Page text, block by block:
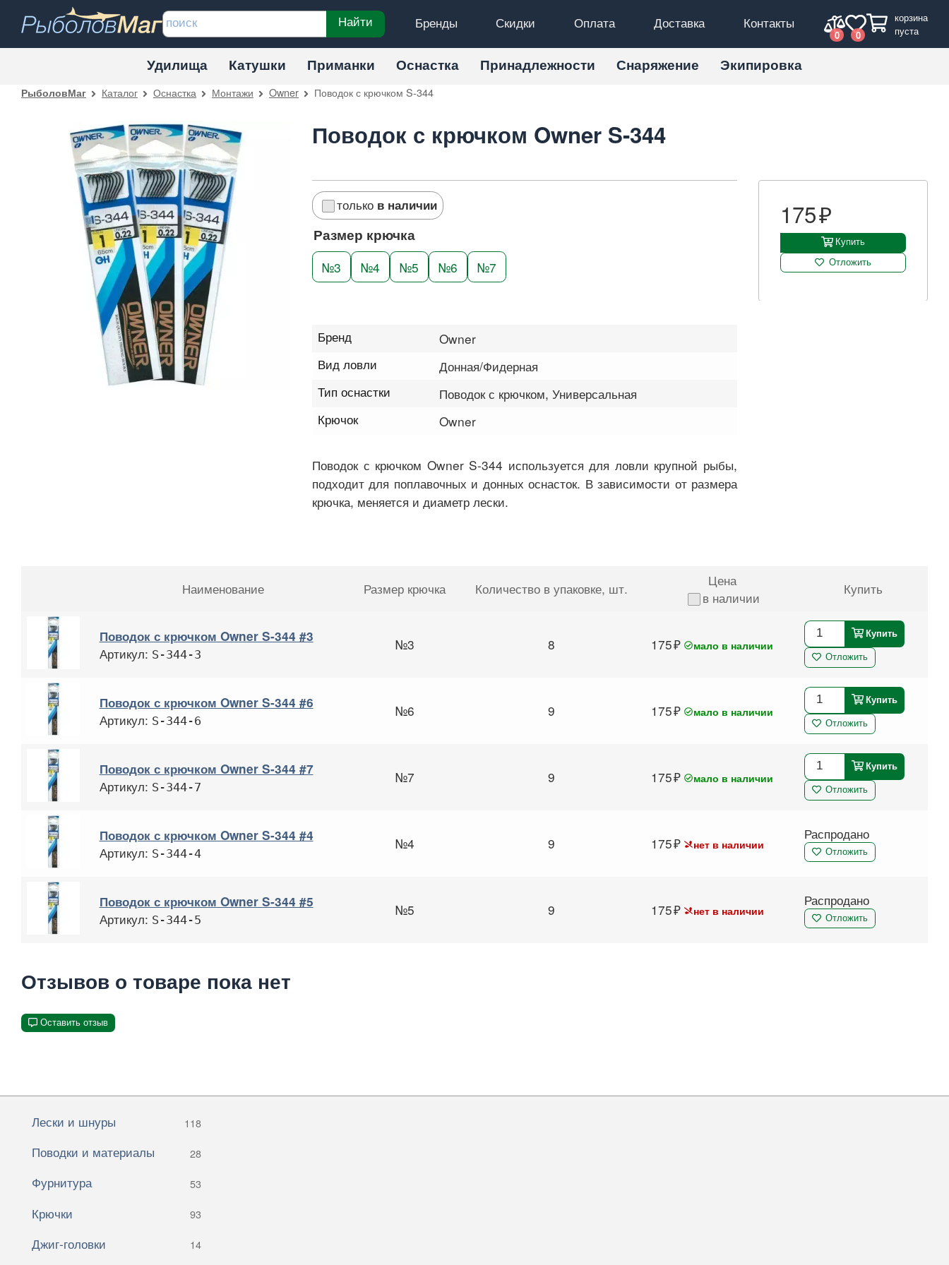
Бренды Скидки Оплата Доставка Контакты
Найти
0 0
корзина
пуста
Удилища Катушки Приманки Оснастка Принадлежности Снаряжение Экипировка
РыболовМаг Каталог Оснастка Монтажи Owner Поводок с крючком S-344
Поводок с крючком Owner S-344
только в наличии
Размер крючка
№3 №4 №5 №6 №7
Бренд
Owner
Вид ловли
Донная/Фидерная
Тип оснастки
Поводок с крючком, Универсальная
Крючок
Owner
175
Купить
Отложить
Поводок с крючком Owner S-344 используется для ловли крупной рыбы,
подходит для поплавочных и донных оснасток. В зависимости от размера
крючка, меняется и диаметр лески.
Наименование Размер крючка Количество в упаковке, шт.
Цена
в наличии
Купить
Поводок с крючком Owner S-344 #3
Артикул: S-344-3
№3 8 175 мало в наличии
Купить
Отложить
Поводок с крючком Owner S-344 #6
Артикул: S-344-6
№6 9 175 мало в наличии
Купить
Отложить
Поводок с крючком Owner S-344 #7
Артикул: S-344-7
№7 9 175 мало в наличии
Купить
Отложить
Поводок с крючком Owner S-344 #4
Артикул: S-344-4
№4 9 175 нет в наличии
Распродано
Отложить
Поводок с крючком Owner S-344 #5
Артикул: S-344-5
№5 9 175 нет в наличии
Распродано
Отложить
Отзывов о товаре пока нет
Оставить отзыв
Лески и шнуры 118
Поводки и материалы 28
Фурнитура 53
Крючки 93
Джиг-головки 14